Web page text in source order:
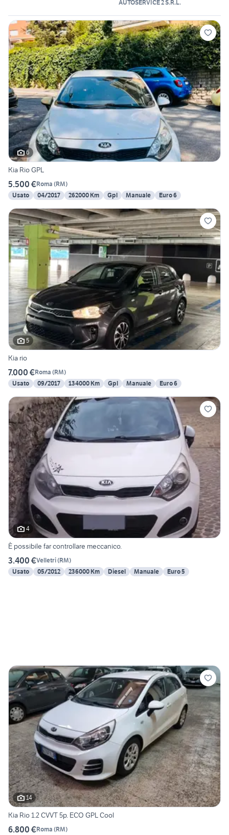
AUTOSERVICE 2 S.R.L.
6
Kia Rio GPL
5.500 €Roma (RM)
Usato
04/2017 262000 Km Gpl Manuale Euro 6
5
Kia rio
7.000 €Roma (RM)
Usato
09/2017 134000 Km Gpl Manuale Euro 6
4
È possibile far controllare meccanico.
3.400 €Velletri(RM)
Usato
05/2012 236000 Km Diesel Manuale Euro 5
14
Kia Rio 1.2 CVVT 5p. ECO GPL Cool
6.800 €Roma (RM)